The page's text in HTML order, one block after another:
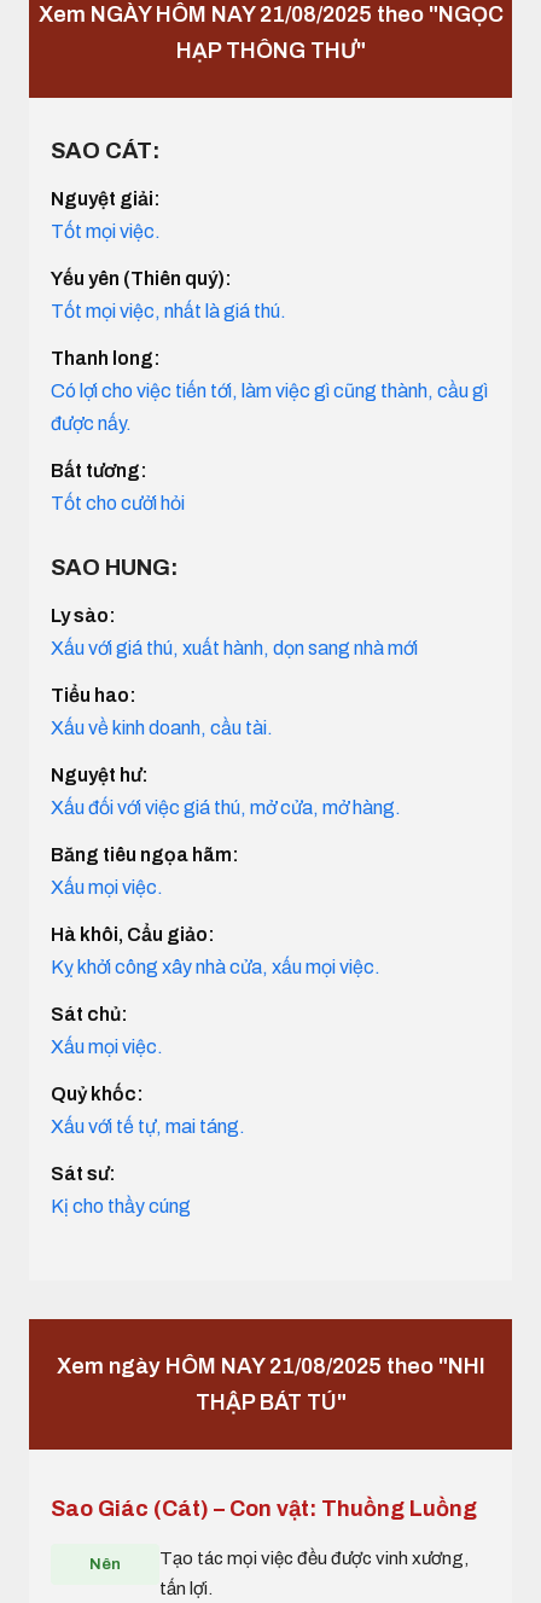
Xem NGÀY HÔM NAY 21/08/2025 theo "NGỌC
HẠP THÔNG THƯ"
SAO CÁT:
Nguyệt giải:
Tốt mọi việc.
Yếu yên (Thiên quý):
Tốt mọi việc, nhất là giá thú.
Thanh long:
Có lợi cho việc tiến tới, làm việc gì cũng thành, cầu gì
được nấy.
Bất tương:
Tốt cho cưởi hỏi
SAO HUNG:
Ly sào:
Xấu với giá thú, xuất hành, dọn sang nhà mới
Tiểu hao:
Xấu về kinh doanh, cầu tài.
Nguyệt hư:
Xấu đối với việc giá thú, mở cửa, mở hàng.
Băng tiêu ngọa hãm:
Xấu mọi việc.
Hà khôi, Cẩu giảo:
Kỵ khởi công xây nhà cửa, xấu mọi việc.
Sát chủ:
Xấu mọi việc.
Quỷ khốc:
Xấu với tế tự, mai táng.
Sát sư:
Kị cho thầy cúng
Xem ngày HÔM NAY 21/08/2025 theo "NHI
THẬP BÁT TÚ"
Sao Giác (Cát) – Con vật: Thuồng Luồng
Nên
Tạo tác mọi việc đều được vinh xương,
tấn lợi.